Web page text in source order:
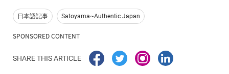
日本語記事 Satoyama~Authentic Japan
SPONSORED CONTENT
SHARE THIS ARTICLE